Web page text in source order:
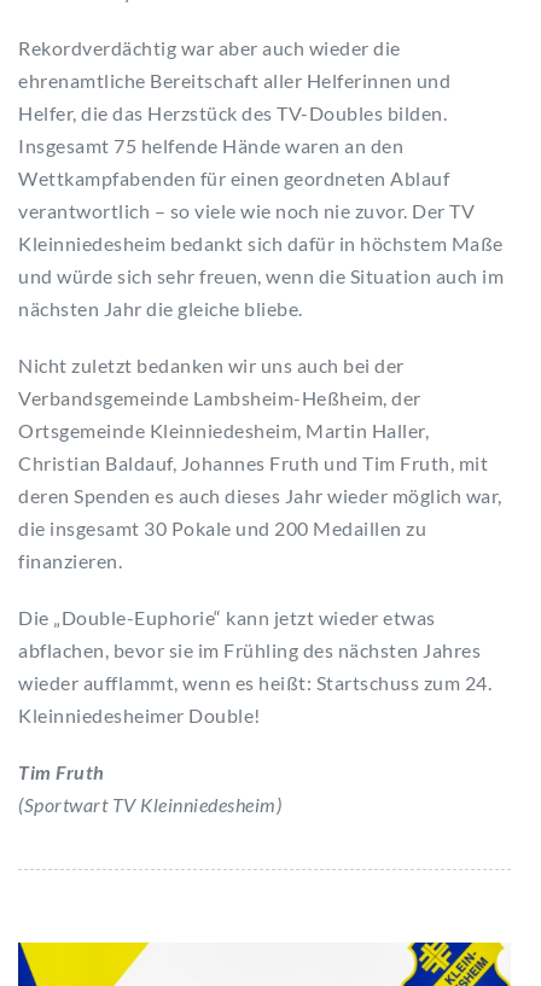
Rekordverdächtig war aber auch wieder die
ehrenamtliche Bereitschaft aller Helferinnen und
Helfer, die das Herzstück des TV-Doubles bilden.
Insgesamt 75 helfende Hände waren an den
Wettkampfabenden für einen geordneten Ablauf
verantwortlich – so viele wie noch nie zuvor. Der TV
Kleinniedesheim bedankt sich dafür in höchstem Maße
und würde sich sehr freuen, wenn die Situation auch im
nächsten Jahr die gleiche bliebe.
Nicht zuletzt bedanken wir uns auch bei der
Verbandsgemeinde Lambsheim-Heßheim, der
Ortsgemeinde Kleinniedesheim, Martin Haller,
Christian Baldauf, Johannes Fruth und Tim Fruth, mit
deren Spenden es auch dieses Jahr wieder möglich war,
die insgesamt 30 Pokale und 200 Medaillen zu
finanzieren.
Die „Double-Euphorie“ kann jetzt wieder etwas
abflachen, bevor sie im Frühling des nächsten Jahres
wieder aufflammt, wenn es heißt: Startschuss zum 24.
Kleinniedesheimer Double!
Tim Fruth
(Sportwart TV Kleinniedesheim)